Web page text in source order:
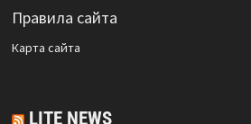
Правила сайта
Карта сайта
LITE NEWS